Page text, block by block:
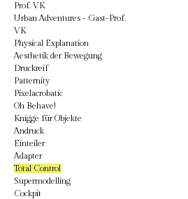
Prof. VK
Urban Adventures - Gast-Prof.
VK
Physical Explanation
Aesthetik der Bewegung
Druckreif
Patternity
Pixelacrobatic
Oh Behave!
Knigge für Objekte
Andruck
Einteiler
Adapter
Total Control
Supermodelling
Cockpit